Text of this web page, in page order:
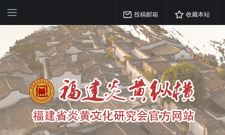
投稿邮箱 收藏本站